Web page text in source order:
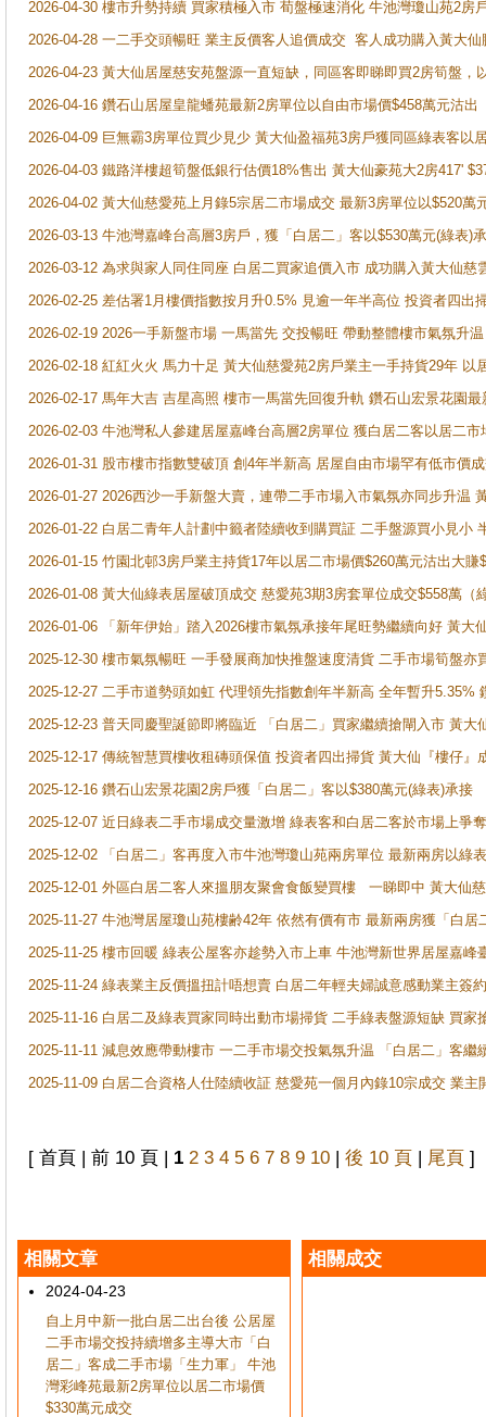
2026-04-30 樓市升勢持續 買家積極入市 荀盤極速消化 牛池灣瓊山苑2房
2026-04-28 一二手交頭暢旺 業主反價客人追價成交 客人成功購入黃大
2026-04-23 黃大仙居屋慈安苑盤源一直短缺，同區客即睇即買2房筍盤，
2026-04-16 鑽石山居屋皇龍蟠苑最新2房單位以自由市場價$458萬元沽出
2026-04-09 巨無霸3房單位買少見少 黃大仙盈福苑3房戶獲同區綠表客以
2026-04-03 鐵路洋樓超筍盤低銀行估價18%售出 黃大仙豪苑大2房417'
2026-04-02 黃大仙慈愛苑上月錄5宗居二市場成交 最新3房單位以$520萬
2026-03-13 牛池灣嘉峰台高層3房戶，獲「白居二」客以$530萬元(綠表)
2026-03-12 為求與家人同住同座 白居二買家追價入市 成功購入黃大仙
2026-02-25 差估署1月樓價指數按月升0.5% 見逾一年半高位 投資者四
2026-02-19 2026一手新盤市場 一馬當先 交投暢旺 帶動整體樓市氣氛升
2026-02-18 紅紅火火 馬力十足 黃大仙慈愛苑2房戶業主一手持貨29年 以
2026-02-17 馬年大吉 吉星高照 樓市一馬當先回復升軌 鑽石山宏景花園
2026-02-03 牛池灣私人參建居屋嘉峰台高層2房單位 獲白居二客以居二市
2026-01-31 股市樓市指數雙破頂 創4年半新高 居屋自由市場罕有低市價
2026-01-27 2026西沙一手新盤大賣，連帶二手市場入市氣氛亦同步升温
2026-01-22 白居二青年人計劃中籤者陸續收到購買証 二手盤源買小見小
2026-01-15 竹園北邨3房戶業主持貨17年以居二市場價$260萬元沽出大賺
2026-01-08 黃大仙綠表居屋破頂成交 慈愛苑3期3房套單位成交$558萬（
2026-01-06 「新年伊始」踏入2026樓市氣氛承接年尾旺勢繼續向好 黃
2025-12-30 樓市氣氛暢旺 一手發展商加快推盤速度清貨 二手市場筍盤
2025-12-27 二手市道勢頭如虹 代理領先指數創年半新高 全年暫升5.35%
2025-12-23 普天同慶聖誕節即將臨近 「白居二」買家繼續搶閘入市 黃
2025-12-17 傳統智慧買樓收租磚頭保值 投資者四出掃貨 黃大仙『樓仔
2025-12-16 鑽石山宏景花園2房戶獲「白居二」客以$380萬元(綠表)承接
2025-12-07 近日綠表二手市場成交量激增 綠表客和白居二客於市場上
2025-12-02 「白居二」客再度入市牛池灣瓊山苑兩房單位 最新兩房以綠
2025-12-01 外區白居二客人來搵朋友聚會食飯變買樓 一睇即中 黃大仙
2025-11-27 牛池灣居屋瓊山苑樓齢42年 依然有價有市 最新兩房獲「白居
2025-11-25 樓市回暖 綠表公屋客亦趁勢入市上車 牛池灣新世界居屋嘉峰
2025-11-24 綠表業主反價搵扭計唔想賣 白居二年輕夫婦誠意感動業主簽
2025-11-16 白居二及綠表買家同時出動市場掃貨 二手綠表盤源短缺 買
2025-11-11 減息效應帶動樓市 一二手市場交投氣氛升温 「白居二」客
2025-11-09 白居二合資格人仕陸續收証 慈愛苑一個月內錄10宗成交 業
[ 首頁 | 前 10 頁 | 1 2 3 4 5 6 7 8 9 10 | 後 10 頁 | 尾頁 ]
相關文章
2024-04-23
自上月中新一批白居二出台後 公居屋
二手市場交投持續增多主導大市「白
居二」客成二手市場「生力軍」 牛池
灣彩峰苑最新2房單位以居二市場價
$330萬元成交
相關成交